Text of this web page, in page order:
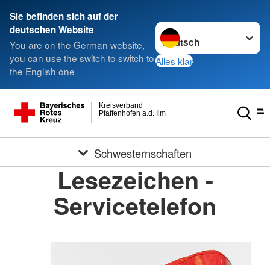
Sie befinden sich auf der
deutschen Website
You are on the German website,
you can use the switch to switch to
the English one
Sprache wechseln zu
Alles klar
Pfaffenhofen a.d. Ilm
Kreisverband
Schwesternschaften
Lesezeichen -
Servicetelefon